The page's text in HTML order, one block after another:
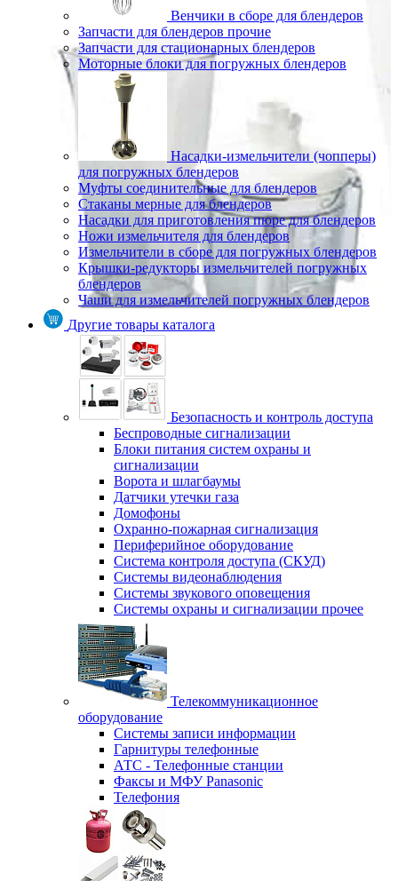
Венчики в сборе для блендеров
Запчасти для блендеров прочие
Запчасти для стационарных блендеров
Моторные блоки для погружных блендеров
Насадки-измельчители (чопперы)
для погружных блендеров
Муфты соединительные для блендеров
Стаканы мерные для блендеров
Насадки для приготовления пюре для блендеров
Ножи измельчителя для блендеров
Измельчители в сборе для погружных блендеров
Крышки-редукторы измельчителей погружных
блендеров
Чаши для измельчителей погружных блендеров
Другие товары каталога
Безопасность и контроль доступа
Беспроводные сигнализации
Блоки питания систем охраны и
сигнализации
Ворота и шлагбаумы
Датчики утечки газа
Домофоны
Охранно-пожарная сигнализация
Периферийное оборудование
Система контроля доступа (СКУД)
Системы видеонаблюдения
Системы звукового оповещения
Системы охраны и сигнализации прочее
Телекоммуникационное
оборудование
Системы записи информации
Гарнитуры телефонные
АТС - Телефонные станции
Факсы и МФУ Panasonic
Телефония